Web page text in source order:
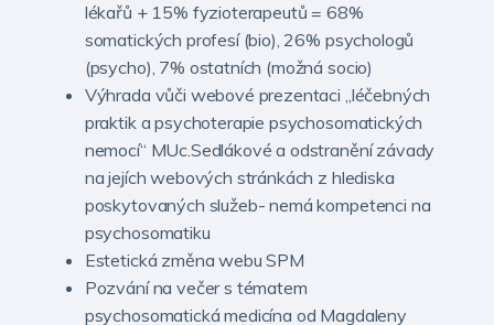
lékařů + 15% fyzioterapeutů = 68%
somatických profesí (bio), 26% psychologů
(psycho), 7% ostatních (možná socio)
Výhrada vůči webové prezentaci „léčebných
praktik a psychoterapie psychosomatických
nemocí“ MUc.Sedlákové a odstranění závady
na jejích webových stránkách z hlediska
poskytovaných služeb- nemá kompetenci na
psychosomatiku
Estetická změna webu SPM
Pozvání na večer s tématem
psychosomatická medicína od Magdaleny